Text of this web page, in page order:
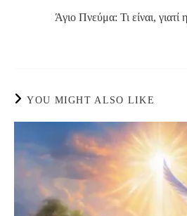
Άγιο Πνεύμα: Τι είναι,
YOU MIGHT ALSO LIKE